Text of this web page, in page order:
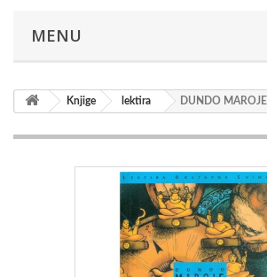
MENU
Knjige lektira DUNDO MAROJE